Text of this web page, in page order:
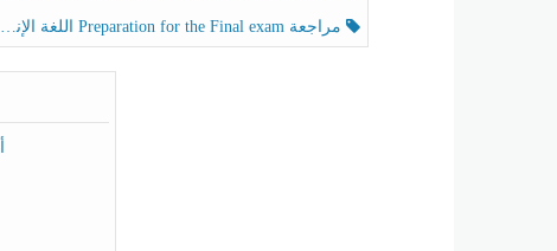
مراجعة Preparation for the Final exam اللغة الإنجليزية الصف الرابع الفصل الثالث